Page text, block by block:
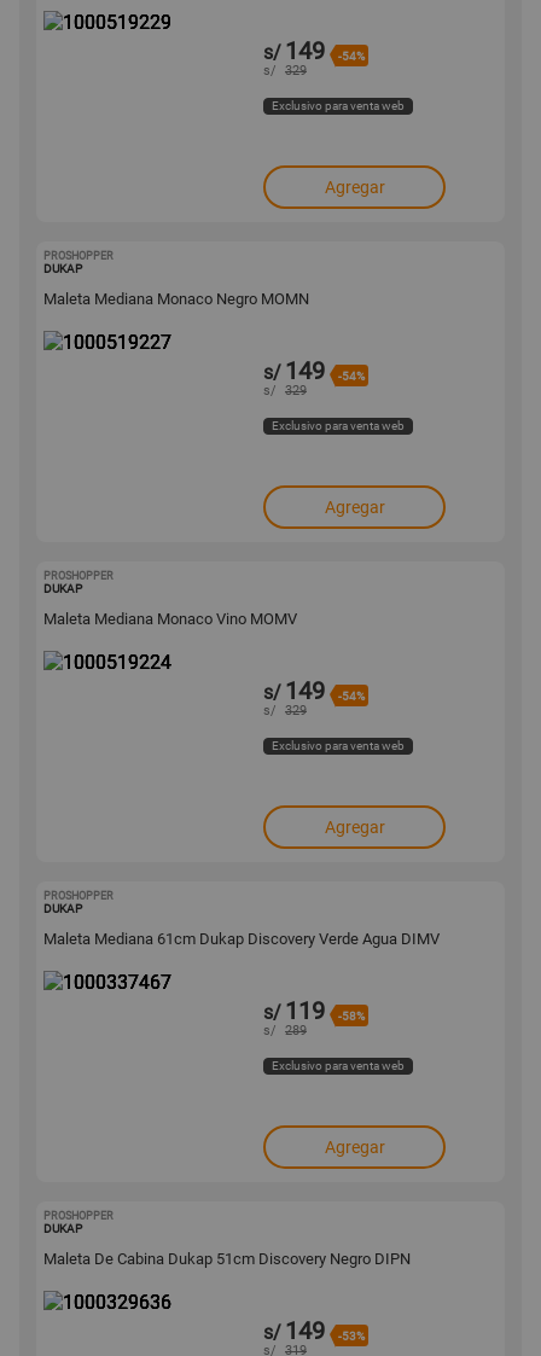
s/ 149 -54%
s/ 329
Exclusivo para venta web
Agregar
PROSHOPPER
DUKAP
Maleta Mediana Monaco Negro MOMN
s/ 149 -54%
s/ 329
Exclusivo para venta web
Agregar
PROSHOPPER
DUKAP
Maleta Mediana Monaco Vino MOMV
s/ 149 -54%
s/ 329
Exclusivo para venta web
Agregar
PROSHOPPER
DUKAP
Maleta Mediana 61cm Dukap Discovery Verde Agua DIMV
s/ 119 -58%
s/ 289
Exclusivo para venta web
Agregar
PROSHOPPER
DUKAP
Maleta De Cabina Dukap 51cm Discovery Negro DIPN
s/ 149 -53%
s/ 319